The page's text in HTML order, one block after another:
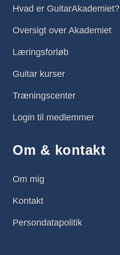
Hvad er GuitarAkademiet?
Oversigt over Akademiet
Læringsforløb
Guitar kurser
Træningscenter
Login til medlemmer
Om & kontakt
Om mig
Kontakt
Persondatapolitik